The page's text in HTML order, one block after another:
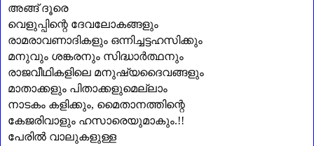
അങ്ങ് ദൂരെ
വെളുപ്പിന്റെ ദേവലോകങ്ങളും
രാമരാവണാദികളും ഒന്നിച്ചട്ടഹസിക്കും
മനുവും ശങ്കരനും സിദ്ധാർത്ഥനും
രാജവീഥികളിലെ മനുഷ്യദൈവങ്ങളും
മാതാക്കളും പിതാക്കളുമെല്ലാം
നാടകം കളിക്കും, മൈതാനത്തിന്റെ
കേജരിവാളും ഹസാരെയുമാകും.!!
പേരിൽ വാലുകളുള്ള